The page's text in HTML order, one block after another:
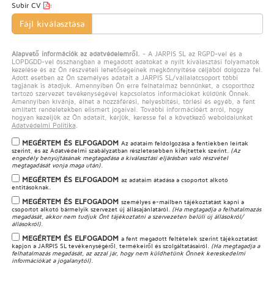
Subir CV :
Fájl kiválasztása
Alapvető információk az adatvédelemről.
- A JARPIS SL az RGPD-vel és a
LOPDGDD-vel összhangban a megadott adatokat a nyílt kiválasztási folyamatok
kezelése és az Ön részvételi lehetőségeinek megkönnyítése céljából dolgozza fel.
Adott esetben az Ön személyes adatait a JARPIS SL/vállalatcsoport többi
tagjának is átadjuk. Amennyiben Ön erre felhatalmaz bennünket, a csoporthoz
tartozó szervezet tevékenységével kapcsolatos információkat küldünk Önnek.
Amennyiben kívánja, élhet a hozzáférési, helyesbítési, törlési és egyéb, a fent
említett rendeletekben elismert jogaival. További információért arról, hogy
hogyan kezeljük az Ön adatait, kérjük, keresse fel a következő weboldalunkat
Adatvédelmi Politika
MEGÉRTEM ÉS ELFOGADOM Az adataim feldolgozása a fentiekben leírtak
szerint, és az Adatvédelmi szabályzatban részletesebben kifejtettek szerint. (Az
engedély benyújtásának megtagadása a kiválasztási eljárásban való részvétel
megtagadását vonja maga után).
MEGÉRTEM ÉS ELFOGADOM az adataim átadása a csoportot alkotó
entitásoknak.
MEGÉRTEM ÉS ELFOGADOM személyes e-mailben tájékoztatást kapni a
csoportot alkotó bármelyik szervezet új állásajánlatáról.
(Ha megtagadja a felhatalmazás
megadását, akkor nem tudjuk Önt tájékoztatni a szervezeten belüli új állásokról/
állásokról).
MEGÉRTEM ÉS ELFOGADOM a fent megadott feltételek szerint tájékoztatást
kapjon a JARPIS SL tevékenységéről, termékeiről és szolgáltatásairól.
(Ha megtagadja a
felhatalmazás megadását, az azzal jár, hogy nem küldhetünk Önnek kereskedelmi
információkat a jogalanytól).